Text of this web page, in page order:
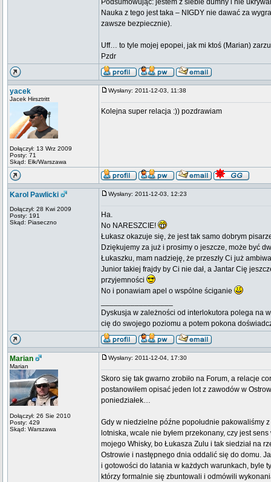
Podsumowując: jestem z siebie dumny i nie
Nauka z tego jest taka – NIGDY nie dawać za
zawsze bezpiecznie).
Uff… to tyle mojej epopei, jak mi ktoś (Marian)
Pzdr
yacek
Jacek Hirsztritt
Dołączył: 13 Wrz 2009
Posty: 71
Skąd: Ełk/Warszawa
Wysłany: 2011-12-03, 11:38
Kolejna super relacja :)) pozdrawiam
Karol Pawlicki
Dołączył: 28 Kwi 2009
Posty: 191
Skąd: Piaseczno
Wysłany: 2011-12-03, 12:23
Ha.
No NARESZCIE!
Łukasz okazuje się, że jest tak samo dobrym
Dziękujemy za już i prosimy o jeszcze, może być
Łukaszku, mam nadzieję, że przeszły Ci już
Junior takiej frajdy by Ci nie dał, a Jantar Cię
przyjemności
No i ponawiam apel o wspólne ściganie
Dyskusja w zależności od interlokutora polega na
cię do swojego poziomu a potem pokona
Marian
Marian
Dołączył: 26 Sie 2010
Posty: 429
Skąd: Warszawa
Wysłany: 2011-12-04, 17:30
Skoro się tak gwarno zrobiło na Forum, a relacje
postanowiłem opisać jeden lot z zawodów w
poniedziałek…
Gdy w niedzielne późne popołudnie pakowaliśmy
lotniska, wcale nie byłem przekonany, czy jest
mojego Whisky, bo Łukasza Zulu i tak siedział na
Ostrowie i następnego dnia oddalić się do domu.
i gotowości do latania w każdych warunkach, byle
którzy formalnie się zbuntowali i odmówili